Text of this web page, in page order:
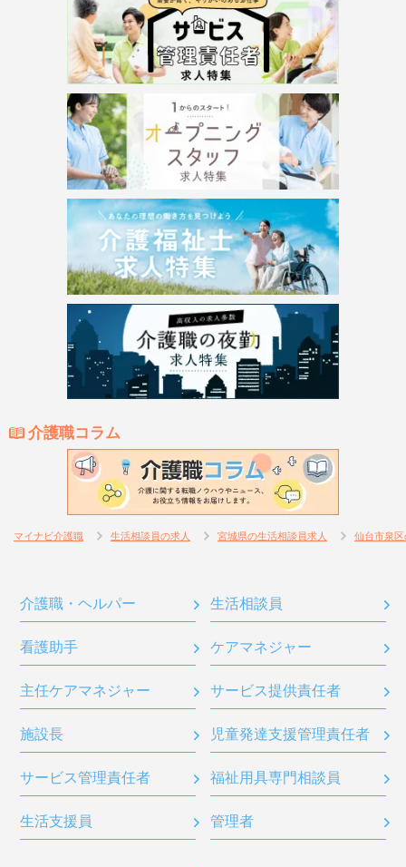
介護職コラム
マイナビ介護職 生活相談員の求人 宮城県の生活相談員求人 仙台市泉
介護職・ヘルパー 生活相談員
看護助手 ケアマネジャー
主任ケアマネジャー サービス提供責任者
施設長 児童発達支援管理責任者
サービス管理責任者 福祉用具専門相談員
生活支援員 管理者